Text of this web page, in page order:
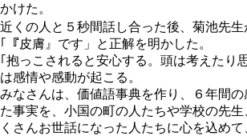
かけた。
近くの人と５秒間話し合った後、菊池先
｢『皮膚』です」と正解を明かした。
｢抱っこされると安心する。頭は考えたり
は感情や感動が起こる。
みなさんは、価値語事典を作り、６年間
た事実を、小国の町の人たちや学校の先
くさんお世話になった人たちに心を込め